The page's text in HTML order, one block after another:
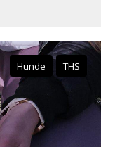
Hunde THS